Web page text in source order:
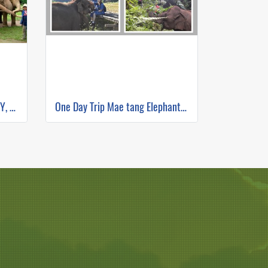
TOTO’S ELEPHANT SANCTUARY, WATERFALL, AND WHITE WATER RAFTING One Day Trip Mae tang Elephant Park